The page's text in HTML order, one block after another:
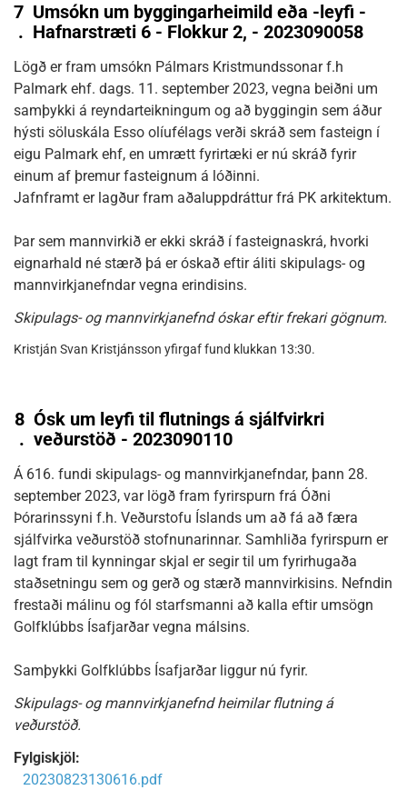
7
.
Umsókn um byggingarheimild eða -leyfi -
Hafnarstræti 6 - Flokkur 2, - 2023090058
Lögð er fram umsókn Pálmars Kristmundssonar f.h
Palmark ehf. dags. 11. september 2023, vegna beiðni um
samþykki á reyndarteikningum og að byggingin sem áður
hýsti söluskála Esso olíufélags verði skráð sem fasteign í
eigu Palmark ehf, en umrætt fyrirtæki er nú skráð fyrir
einum af þremur fasteignum á lóðinni.
Jafnframt er lagður fram aðaluppdráttur frá PK arkitektum.
Þar sem mannvirkið er ekki skráð í fasteignaskrá, hvorki
eignarhald né stærð þá er óskað eftir áliti skipulags- og
mannvirkjanefndar vegna erindisins.
Skipulags- og mannvirkjanefnd óskar eftir frekari gögnum.
Kristján Svan Kristjánsson yfirgaf fund klukkan 13:30.
8
.
Ósk um leyfi til flutnings á sjálfvirkri
veðurstöð - 2023090110
Á 616. fundi skipulags- og mannvirkjanefndar, þann 28.
september 2023, var lögð fram fyrirspurn frá Óðni
Þórarinssyni f.h. Veðurstofu Íslands um að fá að færa
sjálfvirka veðurstöð stofnunarinnar. Samhliða fyrirspurn er
lagt fram til kynningar skjal er segir til um fyrirhugaða
staðsetningu sem og gerð og stærð mannvirkisins. Nefndin
frestaði málinu og fól starfsmanni að kalla eftir umsögn
Golfklúbbs Ísafjarðar vegna málsins.
Samþykki Golfklúbbs Ísafjarðar liggur nú fyrir.
Skipulags- og mannvirkjanefnd heimilar flutning á
veðurstöð.
Fylgiskjöl:
20230823130616.pdf